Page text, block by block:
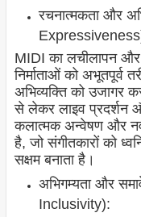
रचनात्मकता और
MIDI का लचीलापन और
निर्माताओं को अभूतपूर्व
अभिव्यक्ति को उजागर
से लेकर लाइव प्रदर्शन
कलात्मक अन्वेषण और
है, जो संगीतकारों को
सक्षम बनाता है।
अभिगम्यता और
Inclusivity):